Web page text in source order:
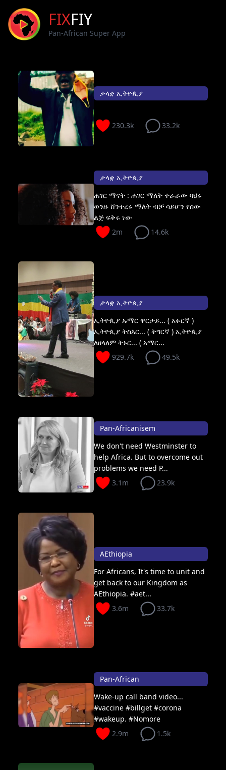
FIXFIY
Pan-African Super App
ታላቋ ኢትዮጲያ
230.3k 33.2k
ታላቋ ኢትዮጲያ
ሐገር ማናት : ሐገር ማለት ተራራው ባህሩ
ወንዙ ሸንተረሩ ማለት ብቻ ሳይሆን የሰው
ልጅ ፍቅሩ ነው
2m
14.6k
ታላቋ ኢትዮጲያ
ኢትዮጲያ ኡማር ዋርታይ... ( አፉርኛ )
ኢትዮጲያ ትስእር... ( ትግርኛ ) ኢትዮጲያ
ለዘላለም ትኑር... ( አማር...
929.7k
49.5k
Pan-Africanisem
We don't need Westminster to
help Africa. But to overcome out
problems we need P...
3.1m
23.9k
AEthiopia
For Africans, It's time to unit and
get back to our Kingdom as
AEthiopia. #aet...
3.6m
33.7k
Pan-African
Wake-up call band video...
#vaccine #billget #corona
#wakeup. #Nomore
2.9m
1.5k